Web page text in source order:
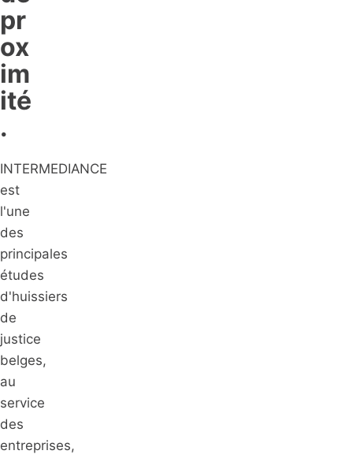
pr
ox
im
ité
.
INTERMEDIANCE
est
l'une
des
principales
études
d'huissiers
de
justice
belges,
au
service
des
entreprises,